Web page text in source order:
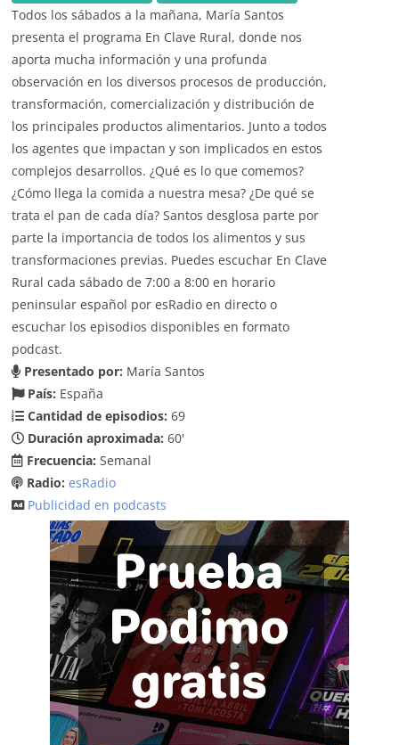
Todos los sábados a la mañana, María Santos
presenta el programa En Clave Rural, donde nos
aporta mucha información y una profunda
observación en los diversos procesos de producción,
transformación, comercialización y distribución de
los principales productos alimentarios. Junto a todos
los agentes que impactan y son implicados en estos
complejos desarrollos. ¿Qué es lo que comemos?
¿Cómo llega la comida a nuestra mesa? ¿De qué se
trata el pan de cada día? Santos desglosa parte por
parte la importancia de todos los alimentos y sus
transformaciones previas. Puedes escuchar En Clave
Rural cada sábado de 7:00 a 8:00 en horario
peninsular español por esRadio en directo o
escuchar los episodios disponibles en formato
podcast.
Presentado por: María Santos
País: España
Cantidad de episodios: 69
Duración aproximada: 60'
Frecuencia: Semanal
Radio: esRadio
Publicidad en podcasts